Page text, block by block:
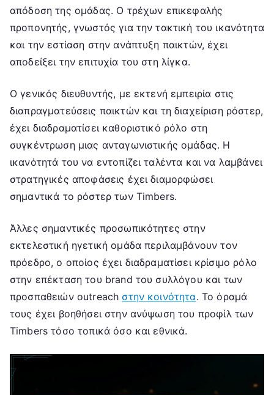
απόδοση της ομάδας. Ο τρέχων επικεφαλής
προπονητής, γνωστός για την τακτική του ικανότητα
και την εστίαση στην ανάπτυξη παικτών, έχει
αποδείξει την επιτυχία του στη λίγκα.
Ο γενικός διευθυντής, με εκτενή εμπειρία στις
διαπραγματεύσεις παικτών και τη διαχείριση ρόστερ,
έχει διαδραματίσει καθοριστικό ρόλο στη
συγκέντρωση μιας ανταγωνιστικής ομάδας. Η
ικανότητά του να εντοπίζει ταλέντα και να λαμβάνει
στρατηγικές αποφάσεις έχει διαμορφώσει
σημαντικά το ρόστερ των Timbers.
Άλλες σημαντικές προσωπικότητες στην
εκτελεστική ηγετική ομάδα περιλαμβάνουν τον
πρόεδρο, ο οποίος έχει διαδραματίσει κρίσιμο ρόλο
στην επέκταση του brand του συλλόγου και των
προσπαθειών outreach στην κοινότητα. Το όραμά
τους έχει βοηθήσει στην ανύψωση του προφίλ των
Timbers τόσο τοπικά όσο και εθνικά.